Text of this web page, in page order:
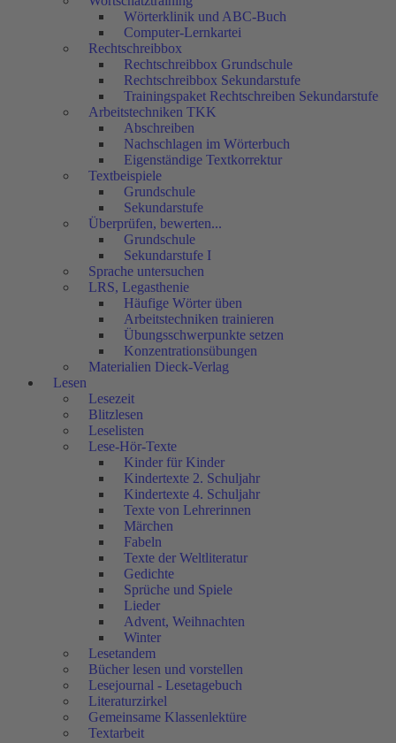
Wörterklinik und ABC-Buch
Computer-Lernkartei
Rechtschreibbox
Rechtschreibbox Grundschule
Rechtschreibbox Sekundarstufe
Trainingspaket Rechtschreiben Sekundarstufe
Arbeitstechniken TKK
Abschreiben
Nachschlagen im Wörterbuch
Eigenständige Textkorrektur
Textbeispiele
Grundschule
Sekundarstufe
Überprüfen, bewerten...
Grundschule
Sekundarstufe I
Sprache untersuchen
LRS, Legasthenie
Häufige Wörter üben
Arbeitstechniken trainieren
Übungsschwerpunkte setzen
Konzentrationsübungen
Materialien Dieck-Verlag
Lesen
Lesezeit
Blitzlesen
Leselisten
Lese-Hör-Texte
Kinder für Kinder
Kindertexte 2. Schuljahr
Kindertexte 4. Schuljahr
Texte von Lehrerinnen
Märchen
Fabeln
Texte der Weltliteratur
Gedichte
Sprüche und Spiele
Lieder
Advent, Weihnachten
Winter
Lesetandem
Bücher lesen und vorstellen
Lesejournal - Lesetagebuch
Literaturzirkel
Gemeinsame Klassenlektüre
Textarbeit